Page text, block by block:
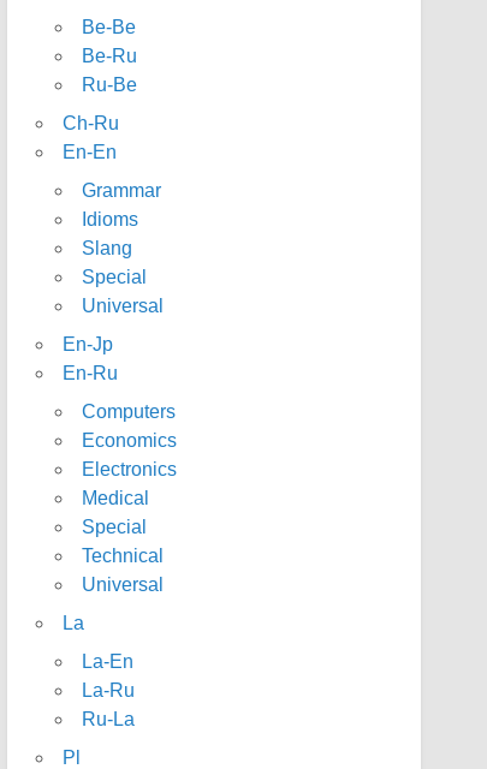
Be-Be
Be-Ru
Ru-Be
Ch-Ru
En-En
Grammar
Idioms
Slang
Special
Universal
En-Jp
En-Ru
Computers
Economics
Electronics
Medical
Special
Technical
Universal
La
La-En
La-Ru
Ru-La
Pl